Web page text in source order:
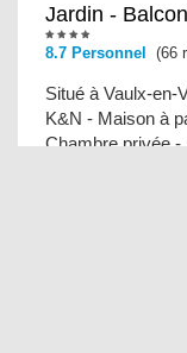
Jardin - Balcon
8.7 Personnel (66
Situé à Vaulx-en-
K&N - Maison à
Chambre privée -